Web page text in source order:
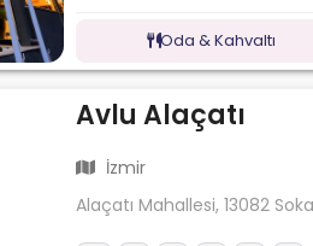
Oda & Kahvaltı
Avlu Alaçatı
İzmir
Alaçatı Mahallesi, 13082